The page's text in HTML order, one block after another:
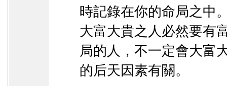
時記錄在你的命局之中
大富大貴之人必然要有
局的人，不一定會大富
的后天因素有關。